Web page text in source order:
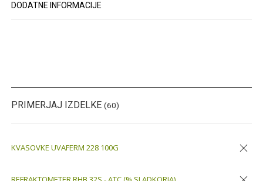
DODATNE INFORMACIJE
PRIMERJAJ IZDELKE(60)
KVASOVKE UVAFERM 228 100G